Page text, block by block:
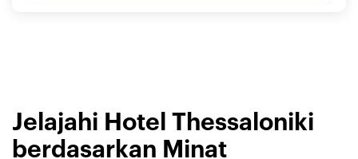
Jelajahi Hotel Thessaloniki
berdasarkan Minat